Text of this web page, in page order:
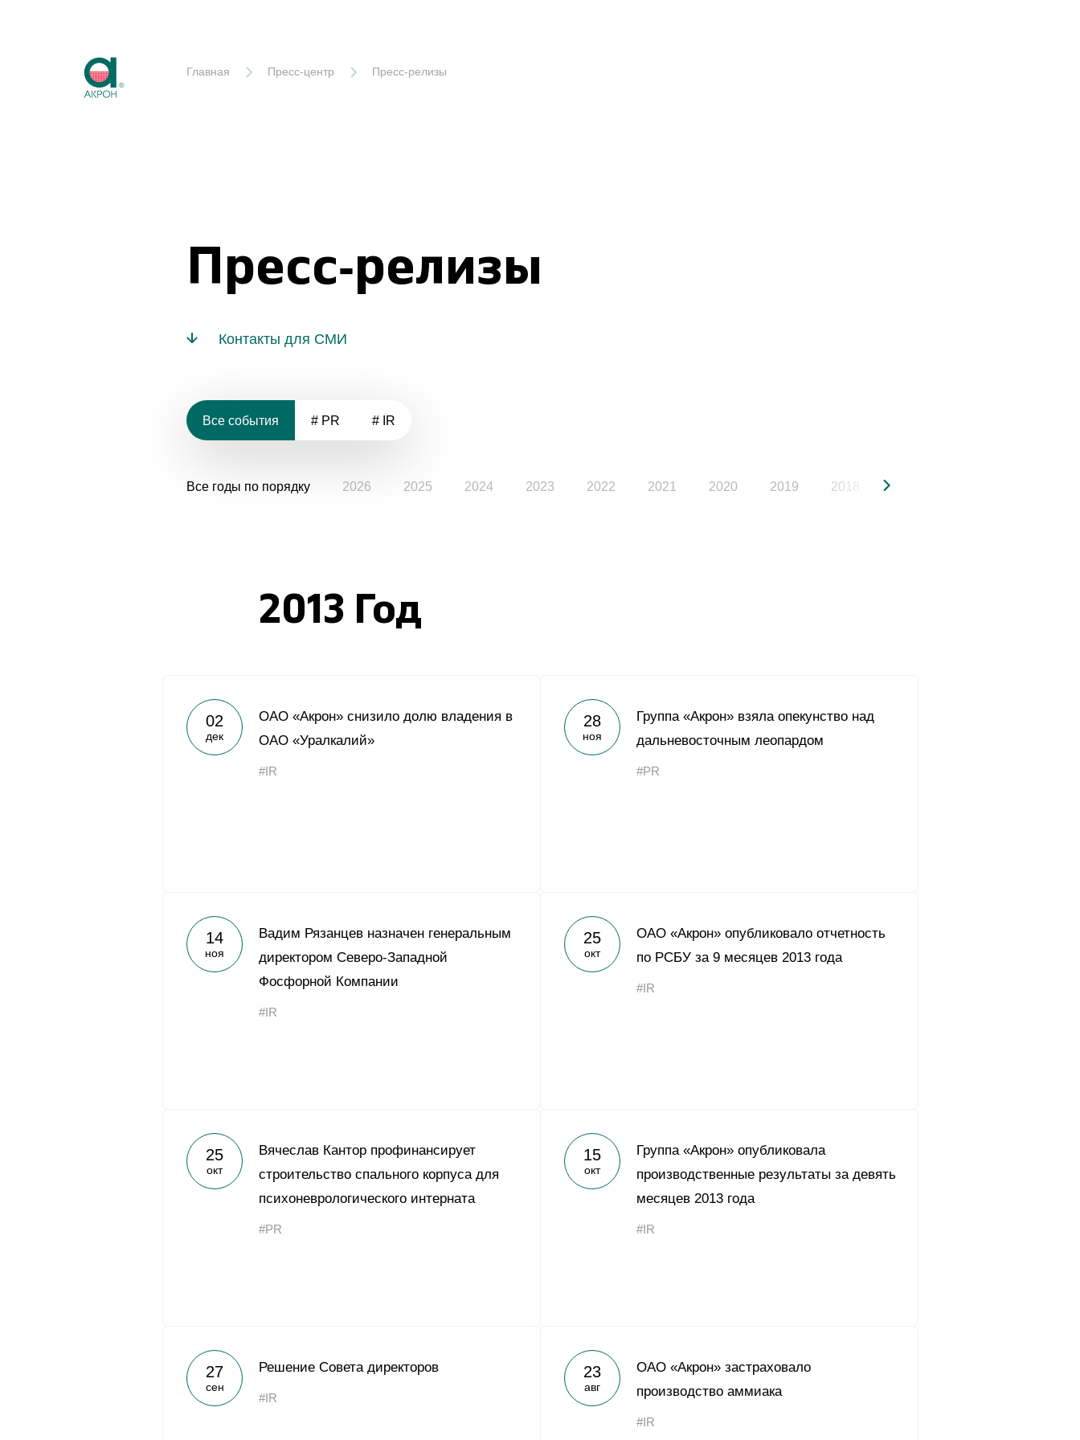
Главная Пресс-центр Пресс-релизы
Пресс-релизы
Контакты для СМИ
Все события # PR # IR
Все годы по порядку 2026 2025 2024 2023 2022 2021 2020 2019 2018
2013 Год
02
дек
ОАО «Акрон» снизило долю владения в
ОАО «Уралкалий»
#IR
28
ноя
Группа «Акрон» взяла опекунство над
дальневосточным леопардом
#PR
14
ноя
Вадим Рязанцев назначен генеральным
директором Северо-Западной
Фосфорной Компании
#IR
25
окт
ОАО «Акрон» опубликовало отчетность
по РСБУ за 9 месяцев 2013 года
#IR
25
окт
Вячеслав Кантор профинансирует
строительство спального корпуса для
психоневрологического интерната
#PR
15
окт
Группа «Акрон» опубликовала
производственные результаты за девять
месяцев 2013 года
#IR
27
сен
Решение Совета директоров
#IR
23
авг
ОАО «Акрон» застраховало
производство аммиака
#IR